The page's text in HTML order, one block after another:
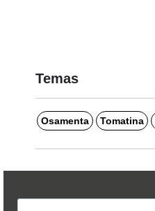
Temas
Osamenta Tomatina